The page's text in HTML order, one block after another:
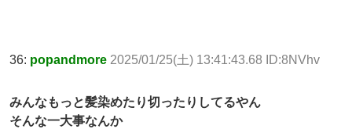
36: popandmore 2025/01/25(土) 13:41:43.68 ID:8NVhv
みんなもっと髪染めたり切ったりしてるやん
そんな一大事なんか